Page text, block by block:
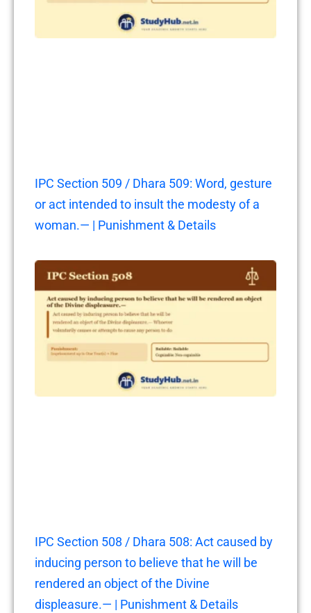
IPC Section 509 / Dhara 509: Word, gesture
or act intended to insult the modesty of a
woman.— | Punishment & Details
IPC Section 508 / Dhara 508: Act caused by
inducing person to believe that he will be
rendered an object of the Divine
displeasure.— | Punishment & Details